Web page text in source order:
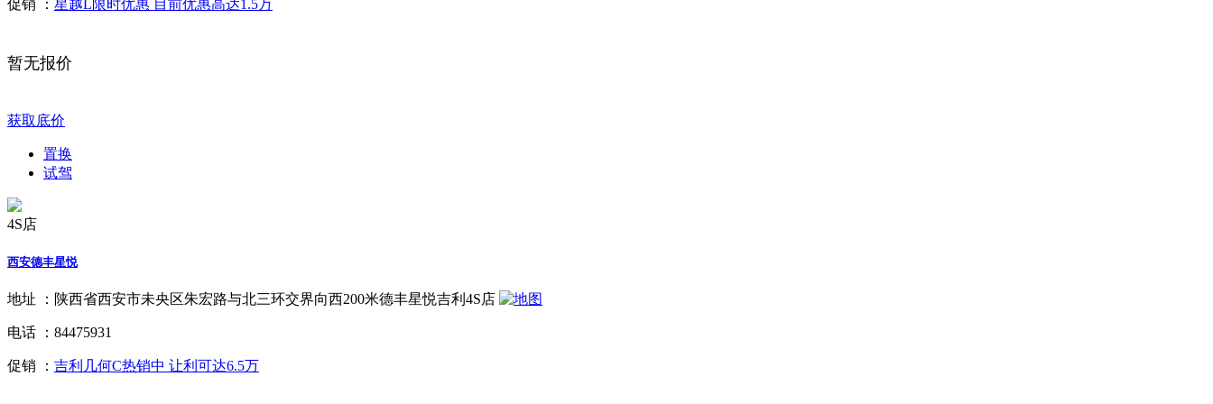
促销 ： 星越L限时优惠 目前优惠高达1.5万
暂无报价
获取底价
置换
试驾
4S店
西安德丰星悦
地址 ： 陕西省西安市未央区朱宏路与北三环交界向西200米德丰星悦吉利4S店
电话 ： 84475931
促销 ： 吉利几何C热销中 让利可达6.5万